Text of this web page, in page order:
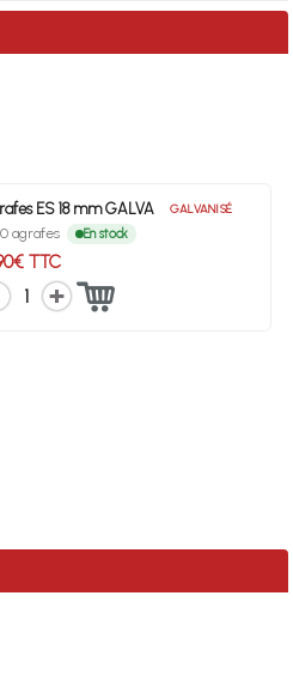
ES 18 mm GALVA GALVANISÉ
agrafes En stock
TTC
1